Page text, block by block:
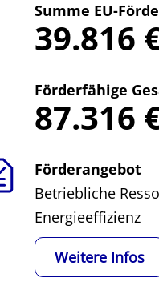
Summe EU-
39.816
Förderfähige
87.316
Förderangebot
Betriebliche
Energieeffizienz
Weitere Infos